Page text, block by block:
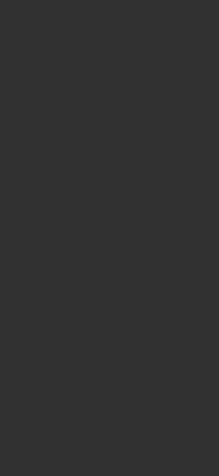
di vista degli investimenti. Di
dal secondo trimestre.
saranno rimosse. L'impennata del
un mini-boom di crescita
CFO di KION Group AG. I tre
questa crisi? E come possiamo
e dagli Stati membri nel
dialogo con Erik F. Nielsen,
agire congiuntamente e con slancio